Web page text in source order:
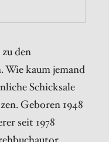
den
Wie kaum jemand
Schicksale
Geboren 1948
seit 1978